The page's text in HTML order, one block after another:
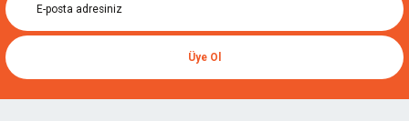
Üye Ol